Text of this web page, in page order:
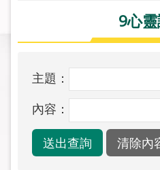
務
活
報
導
9心
主題：
內容：